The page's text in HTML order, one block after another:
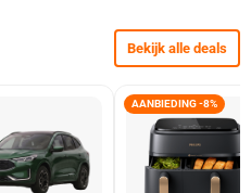
Bekijk alle deals
AANBIEDING -8%